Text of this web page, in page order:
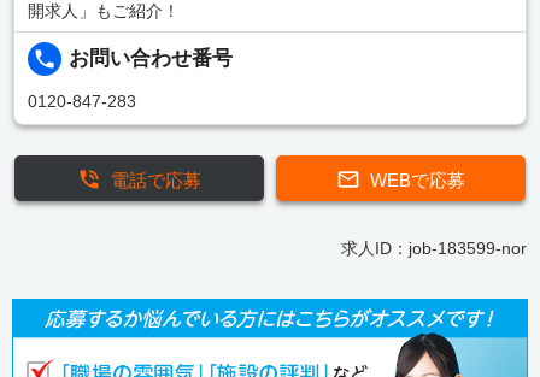
開求人」もご紹介！
お問い合わせ番号
0120-847-283
WEBで応募
電話で応募
求人ID：job-183599-nor